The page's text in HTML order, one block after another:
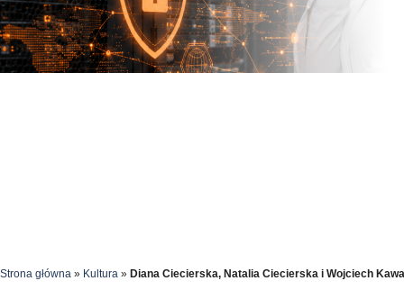
Strona główna » Kultura » Diana Ciecierska, Natalia Ciecierska i Wojciech